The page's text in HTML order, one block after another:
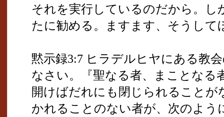
それを実行しているのだから。し
たに勧める。ますます、そうして
黙示録3:7 ヒラデルヒヤにある教
なさい。『聖なる者、まことなる
開けばだれにも閉じられることが
かれることのない者が、次のよう